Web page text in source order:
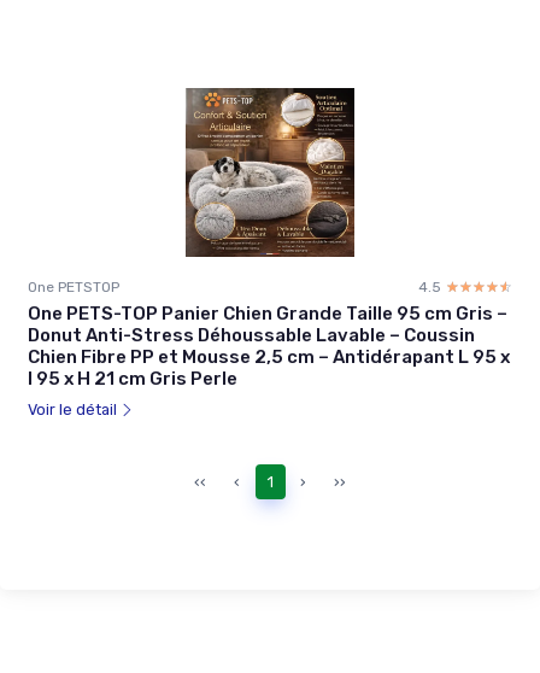
One PETSTOP 4.5 ☆☆☆☆☆
★★★★★
One PETS-TOP Panier Chien Grande Taille 95 cm Gris –
Donut Anti-Stress Déhoussable Lavable – Coussin
Chien Fibre PP et Mousse 2,5 cm – Antidérapant L 95 x
l 95 x H 21 cm Gris Perle
Voir le détail
‹‹ ‹ 1 › ››